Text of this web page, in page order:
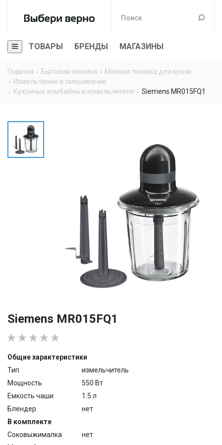
ТОВАРЫ БРЕНДЫ МАГАЗИНЫ
Главная Бытовая техника
Мелкая техника для кухни
Измельчение и смешивание
Кухонные комбайны и измельчители
Siemens MR015FQ1
Siemens MR015FQ1
Общие характеристики
Тип
измельчитель
Мощность
550 Вт
Емкость чаши
1.5 л
Блендер
нет
В комплекте
Соковыжималка
нет